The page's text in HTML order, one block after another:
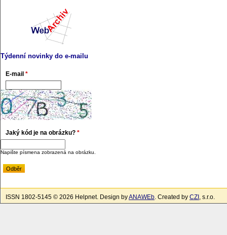
Týdenní novinky do e-mailu
E-mail *
Jaký kód je na obrázku? *
Napište písmena zobrazená na obrázku.
ISSN 1802-5145 © 2026 Helpnet. Design byANAWEb. Created by CZI , s.r.o.